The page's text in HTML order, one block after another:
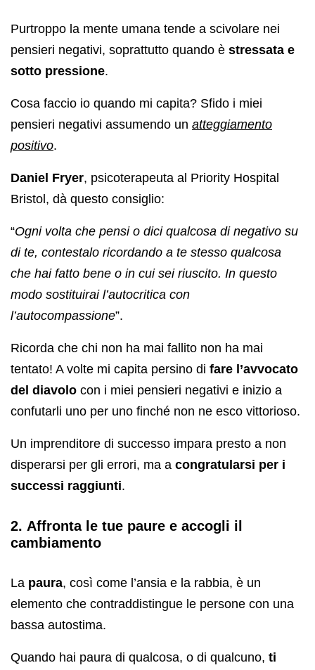
Purtroppo la mente umana tende a scivolare nei
pensieri negativi, soprattutto quando è stressata e
sotto pressione.
Cosa faccio io quando mi capita? Sfido i miei
pensieri negativi assumendo un atteggiamento
positivo.
Daniel Fryer, psicoterapeuta al Priority Hospital
Bristol, dà questo consiglio:
“Ogni volta che pensi o dici qualcosa di negativo su
di te, contestalo ricordando a te stesso qualcosa
che hai fatto bene o in cui sei riuscito. In questo
modo sostituirai l’autocritica con
l’autocompassione”.
Ricorda che chi non ha mai fallito non ha mai
tentato! A volte mi capita persino di fare l’avvocato
del diavolo con i miei pensieri negativi e inizio a
confutarli uno per uno finché non ne esco vittorioso.
Un imprenditore di successo impara presto a non
disperarsi per gli errori, ma a congratularsi per i
successi raggiunti.
2. Affronta le tue paure e accogli il
cambiamento
La paura, così come l’ansia e la rabbia, è un
elemento che contraddistingue le persone con una
bassa autostima.
Quando hai paura di qualcosa, o di qualcuno, ti